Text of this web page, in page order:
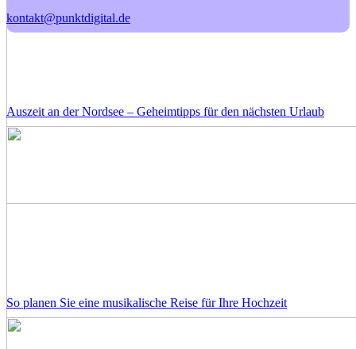
Auszeit an der Nordsee – Geheimtipps für den nächsten Urlaub
So planen Sie eine musikalische Reise für Ihre Hochzeit
kontakt@punktdigital.de